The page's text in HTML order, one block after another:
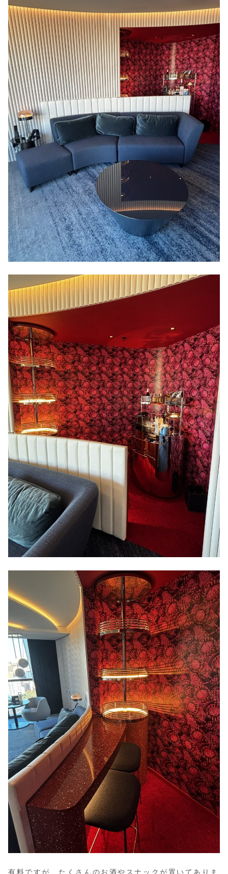
有料ですが、たくさんのお酒やスナックが置いてありま